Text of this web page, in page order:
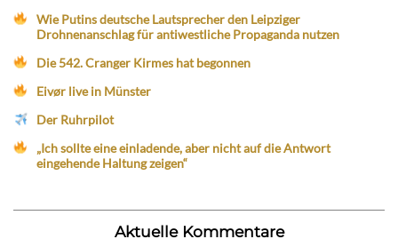
Wie Putins deutsche Lautsprecher den Leipziger
Drohnenanschlag für antiwestliche Propaganda nutzen
Die 542. Cranger Kirmes hat begonnen
Eivør live in Münster
Der Ruhrpilot
„Ich sollte eine einladende, aber nicht auf die Antwort
eingehende Haltung zeigen“
Aktuelle Kommentare